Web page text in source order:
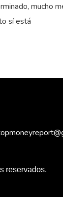
mucho
sí está
reservados.